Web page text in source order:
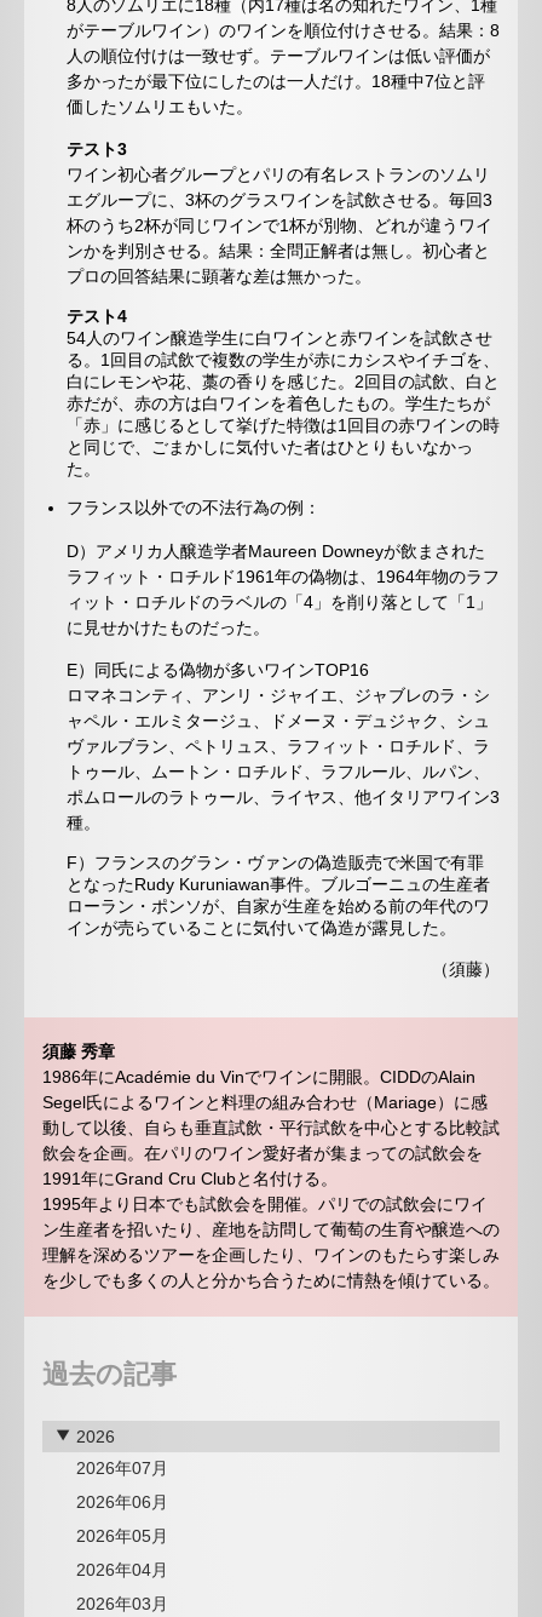
8人のソムリエに18種（内17種は名の知れたワイン、1種
がテーブルワイン）のワインを順位付けさせる。結果：8
人の順位付けは一致せず。テーブルワインは低い評価が
多かったが最下位にしたのは一人だけ。18種中7位と評
価したソムリエもいた。
テスト3
ワイン初心者グループとパリの有名レストランのソムリ
エグループに、3杯のグラスワインを試飲させる。毎回3
杯のうち2杯が同じワインで1杯が別物、どれが違うワイ
ンかを判別させる。結果：全問正解者は無し。初心者と
プロの回答結果に顕著な差は無かった。
テスト4
54人のワイン醸造学生に白ワインと赤ワインを試飲させ
る。1回目の試飲で複数の学生が赤にカシスやイチゴを、
白にレモンや花、藁の香りを感じた。2回目の試飲、白と
赤だが、赤の方は白ワインを着色したもの。学生たちが
「赤」に感じるとして挙げた特徴は1回目の赤ワインの時
と同じで、ごまかしに気付いた者はひとりもいなかっ
た。
フランス以外での不法行為の例：
D）アメリカ人醸造学者Maureen Downeyが飲まされた
ラフィット・ロチルド1961年の偽物は、1964年物のラフ
ィット・ロチルドのラベルの「4」を削り落として「1」
に見せかけたものだった。
E）同氏による偽物が多いワインTOP16
ロマネコンティ、アンリ・ジャイエ、ジャブレのラ・シ
ャペル・エルミタージュ、ドメーヌ・デュジャク、シュ
ヴァルブラン、ペトリュス、ラフィット・ロチルド、ラ
トゥール、ムートン・ロチルド、ラフルール、ルパン、
ポムロールのラトゥール、ライヤス、他イタリアワイン3
種。
F）フランスのグラン・ヴァンの偽造販売で米国で有罪
となったRudy Kuruniawan事件。ブルゴーニュの生産者
ローラン・ポンソが、自家が生産を始める前の年代のワ
インが売らていることに気付いて偽造が露見した。
（須藤）
須藤 秀章
1986年にAcadémie du Vinでワインに開眼。CIDDのAlain
Segel氏によるワインと料理の組み合わせ（Mariage）に感
動して以後、自らも垂直試飲・平行試飲を中心とする比較試
飲会を企画。在パリのワイン愛好者が集まっての試飲会を
1991年にGrand Cru Clubと名付ける。
1995年より日本でも試飲会を開催。パリでの試飲会にワイ
ン生産者を招いたり、産地を訪問して葡萄の生育や醸造への
理解を深めるツアーを企画したり、ワインのもたらす楽しみ
を少しでも多くの人と分かち合うために情熱を傾けている。
過去の記事
2026
2026年07月
2026年06月
2026年05月
2026年04月
2026年03月